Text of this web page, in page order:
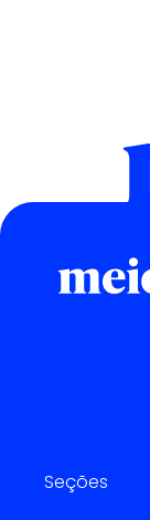
Seções